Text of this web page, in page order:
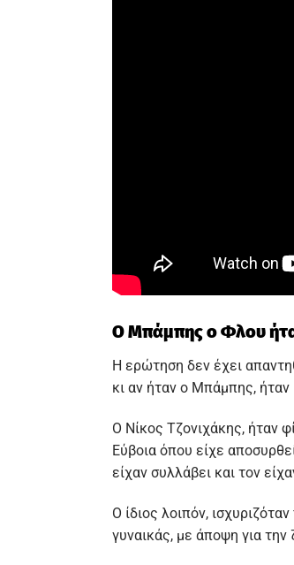
Ο Μπάμπης ο Φλου
Η ερώτηση δεν έχει
κι αν ήταν ο Μπάμπης, ήταν
Ο Νίκος Τζονιχάκης, ήταν
Εύβοια όπου είχε
είχαν συλλάβει και τον
Ο ίδιος λοιπόν,
γυναικάς, με άποψη για την